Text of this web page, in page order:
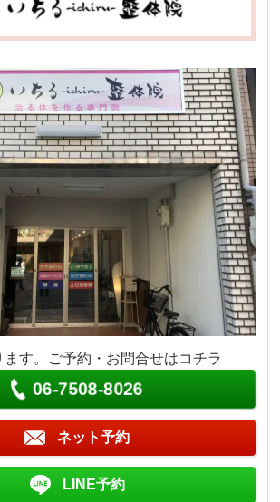
ます。ご予約・お問合せはコチラ
06-7508-8026
ネット予約
LINE予約